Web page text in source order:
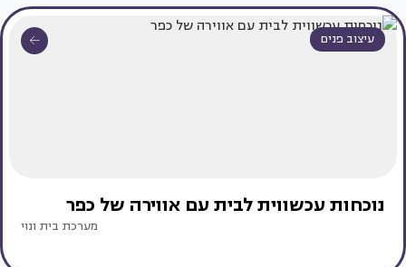
עיצוב פנים
נוכחות עכשווית לבית עם אווירה של כפר
מערכת בית ונוי